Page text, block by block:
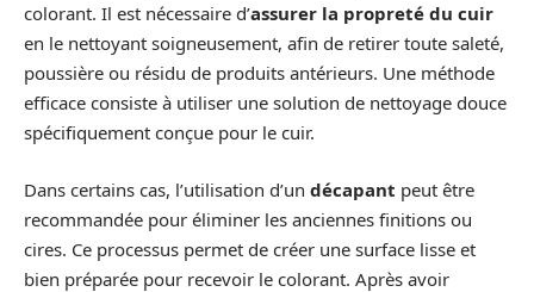
colorant. Il est nécessaire d’assurer la propreté du cuir
en le nettoyant soigneusement, afin de retirer toute saleté,
poussière ou résidu de produits antérieurs. Une méthode
efficace consiste à utiliser une solution de nettoyage douce
spécifiquement conçue pour le cuir.
Dans certains cas, l’utilisation d’un décapant peut être
recommandée pour éliminer les anciennes finitions ou
cires. Ce processus permet de créer une surface lisse et
bien préparée pour recevoir le colorant. Après avoir